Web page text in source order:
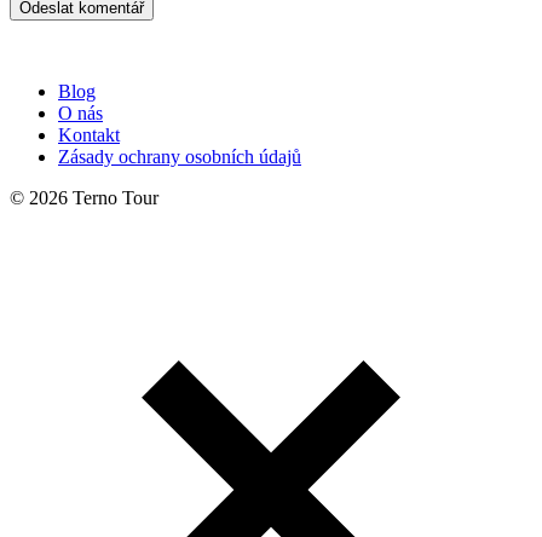
Blog
O nás
Kontakt
Zásady ochrany osobních údajů
© 2026 Terno Tour